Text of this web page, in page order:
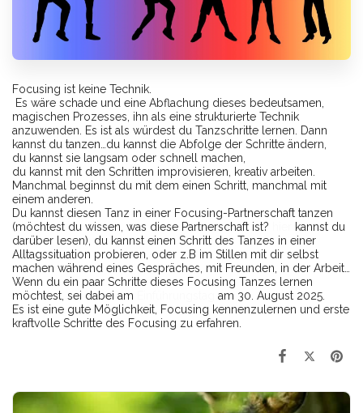
Focusing ist keine Technik.
Es wäre schade und eine Abflachung dieses bedeutsamen,
magischen Prozesses, ihn als eine strukturierte Technik
anzuwenden. Es ist als würdest du Tanzschritte lernen. Dann
kannst du tanzen…du kannst die Abfolge der Schritte ändern,
du kannst sie langsam oder schnell machen,
du kannst mit den Schritten improvisieren, kreativ arbeiten.
Manchmal beginnst du mit dem einen Schritt, manchmal mit
einem anderen.
Du kannst diesen Tanz in einer Focusing-Partnerschaft tanzen
(möchtest du wissen, was diese Partnerschaft ist?
kannst du
darüber lesen), du kannst einen Schritt des Tanzes in einer
Alltagssituation probieren, oder z.B im Stillen mit dir selbst
machen während eines Gespräches, mit Freunden, in der Arbeit…
Wenn du ein paar Schritte dieses Focusing Tanzes lernen
möchtest, sei dabei am
am 30. August 2025.
Es ist eine gute Möglichkeit, Focusing kennenzulernen und erste
kraftvolle Schritte des Focusing zu erfahren.